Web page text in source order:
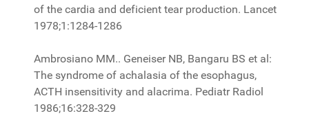
of the cardia and deficient tear production. Lancet
1978;1:1284-1286
Ambrosiano MM.. Geneiser NB, Bangaru BS et al:
The syndrome of achalasia of the esophagus,
ACTH insensitivity and alacrima. Pediatr Radiol
1986;16:328-329